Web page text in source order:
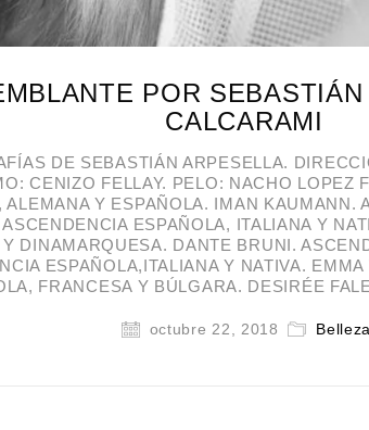
POR
CALCARAMI
DE SEBASTIÁN ARPESELLA.
CENIZO FELLAY. PELO: NACHO LOPEZ
ALEMANA Y ESPAÑOLA. IMAN KAUMANN.
ESPAÑOLA, ITALIANA Y
DINAMARQUESA. DANTE BRUNI.
ESPAÑOLA,ITALIANA Y NATIVA.
FRANCESA Y BÚLGARA. DESIRÉE
octubre 22, 2018 Belleza